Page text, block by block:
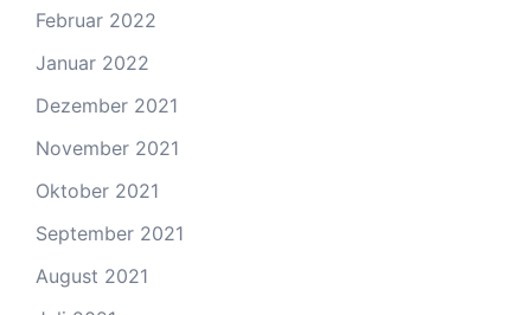
Februar 2022
Januar 2022
Dezember 2021
November 2021
Oktober 2021
September 2021
August 2021